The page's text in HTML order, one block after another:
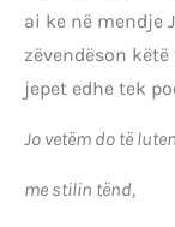
ai ke në mendje
zëvendëson
jepet edhe tek
Jo vetëm do të
me stilin tënd,